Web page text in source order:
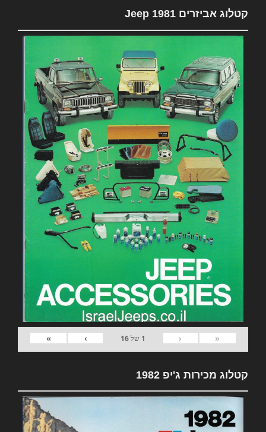
קטלוג אביזרים 1981 Jeep
«
‹
1 של16
›
»
קטלוג מכירות ג'יפ 1982